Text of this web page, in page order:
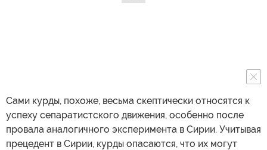
Сами курды, похоже, весьма скептически относятся к
успеху сепаратистского движения, особенно после
провала аналогичного эксперимента в Сирии. Учитывая
прецедент в Сирии, курды опасаются, что их могут